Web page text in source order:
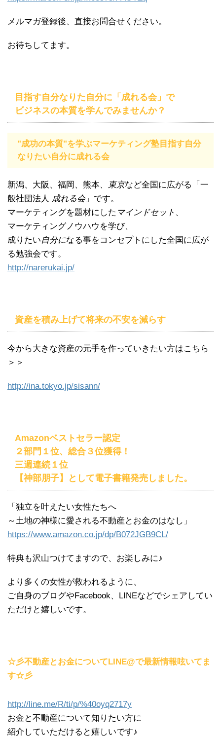
メルマガ登録後、直接お問合せください。
お待ちしてます。
目指す自分なりた自分に「成れる会」で
ビジネスの本質を学んでみませんか？
"成功の本質"を学ぶマーケティング塾目指す自分
なりたい自分に成れる会
新潟、大阪、福岡、熊本、 東京など全国に広がる「一
般社団法人 成れる会」です。
マーケティングを題材にした マインドセット 、
マーケティングノウハウを学び、
成りたい自分になる事をコンセプトにした全国に広が
る勉強会です。
http://narerukai.jp/
資産を積み上げて将来の不安を減らす
今から大きな資産の元手を作っていきたい方はこちら
＞＞
http://ina.tokyo.jp/sisann/
Amazonベストセラー認定
２部門１位、総合３位獲得！
三週連続１位
【神部朋子】として電子書籍発売しました。
「独立を叶えたい女性たちへ
～土地の神様に愛される不動産とお金のはなし」
https://www.amazon.co.jp/dp/B072JGB9CL/
特典も沢山つけてますので、お楽しみに♪
より多くの女性が救われるように、
ご自身のブログやFacebook、LINEなどでシェアしてい
ただけと嬉しいです。
☆彡不動産とお金についてLINE@で最新情報呟いてま
す☆彡
http://line.me/R/ti/p/%40oyq2717y
お金と不動産について知りたい方に
紹介していただけると嬉しいです♪